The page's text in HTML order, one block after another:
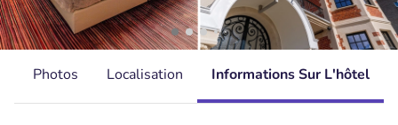
Photos Localisation Informations Sur L'hôtel